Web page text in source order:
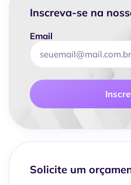
Inscreva-se na
Email
Solicite um